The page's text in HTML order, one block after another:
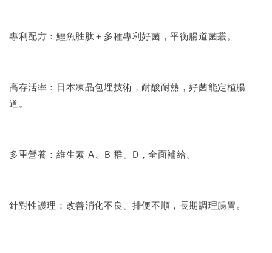
專利配方：鱷魚胜肽＋多種專利好菌，平衡腸道菌叢。
高存活率：日本凍晶包埋技術，耐酸耐熱，好菌能定植腸
道。
多重營養：維生素 A、B 群、D，全面補給。
針對性護理：改善消化不良、排便不順，長期調理腸胃。